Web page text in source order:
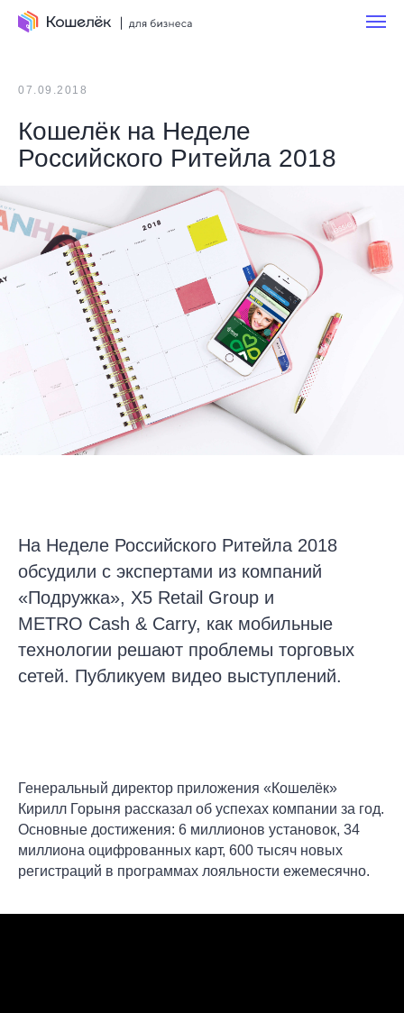
07.09.2018
Кошелёк на Неделе
Российского Ритейла 2018
На Неделе Российского Ритейла 2018
обсудили с экспертами из компаний
«Подружка», X5 Retail Group и
METRO Cash & Carry, как мобильные
технологии решают проблемы торговых
сетей. Публикуем видео выступлений.
Генеральный директор приложения «Кошелёк»
Кирилл Горыня рассказал об успехах компании за год.
Основные достижения: 6 миллионов установок, 34
миллиона оцифрованных карт, 600 тысяч новых
регистраций в программах лояльности ежемесячно.